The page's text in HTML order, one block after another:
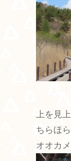
上を見
ちらほ
オオカメ